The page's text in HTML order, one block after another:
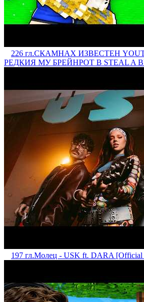
226 гл.СКАМНАХ ИЗВЕСТЕН
РЕДКИЯ МУ БРЕЙНРОТ В STEAL A
197 гл.Mолец - USK ft. DARA [Official